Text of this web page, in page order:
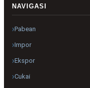
NAVIGASI
Pabean
Impor
Ekspor
Cukai